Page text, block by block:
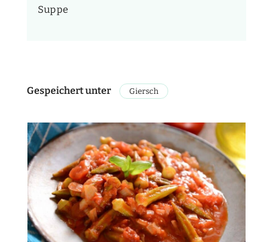
Suppe
Gespeichert unter Giersch